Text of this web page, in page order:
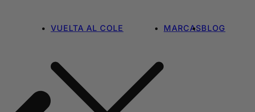
VUELTA AL COLE MARCASBLOG